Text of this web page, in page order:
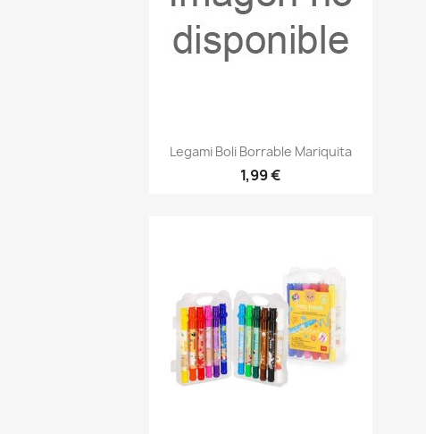
Vista rápida
Legami Boli Borrable Mariquita
1,99 €